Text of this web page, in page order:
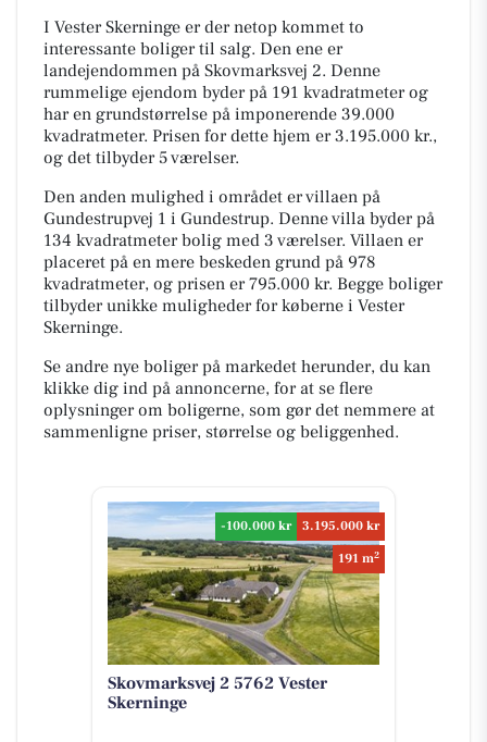
I Vester Skerninge er der netop kommet to
interessante boliger til salg. Den ene er
landejendommen på Skovmarksvej 2. Denne
rummelige ejendom byder på 191 kvadratmeter og
har en grundstørrelse på imponerende 39.000
kvadratmeter. Prisen for dette hjem er 3.195.000 kr.,
og det tilbyder 5 værelser.
Den anden mulighed i området er villaen på
Gundestrupvej 1 i Gundestrup. Denne villa byder på
134 kvadratmeter bolig med 3 værelser. Villaen er
placeret på en mere beskeden grund på 978
kvadratmeter, og prisen er 795.000 kr. Begge boliger
tilbyder unikke muligheder for køberne i Vester
Skerninge.
Se andre nye boliger på markedet herunder, du kan
klikke dig ind på annoncerne, for at se flere
oplysninger om boligerne, som gør det nemmere at
sammenligne priser, størrelse og beliggenhed.
-100.000 kr
3.195.000 kr
191 m2
Skovmarksvej 2 5762 Vester
Skerninge